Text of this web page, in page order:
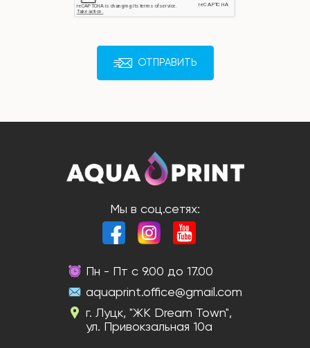
ОТПРАВИТЬ
Мы в соц.сетях:
Пн - Пт с 9.00 до 17.00
aquaprint.office@gmail.com
г. Луцк, "ЖК Dream Town",
ул. Привокзальная 10а